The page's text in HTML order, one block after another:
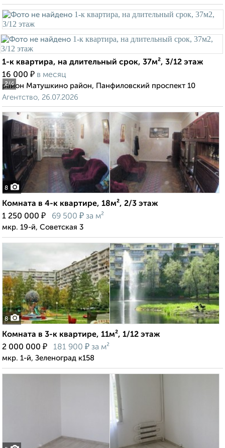
2/4
1-к квартира, на длительный срок, 37м², 3/12 этаж
16 000 ₽ в месяц
район Матушкино район, Панфиловский проспект 10
Агентство, 26.07.2026
8
Комната в 4-к квартире, 18м², 2/3 этаж
1 250 000 ₽ 69 500 ₽ за м²
мкр. 19-й, Советская 3
8
Комната в 3-к квартире, 11м², 1/12 этаж
2 000 000 ₽ 181 900 ₽ за м²
мкр. 1-й, Зеленоград к158